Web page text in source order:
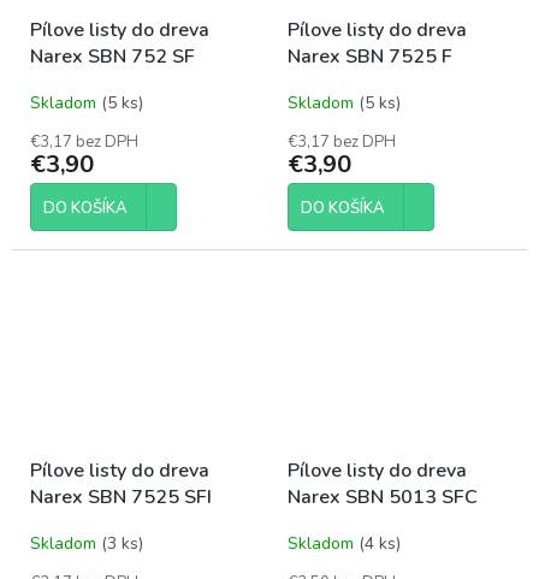
Pílove listy do dreva
Narex SBN 752 SF
Skladom (5 ks)
€3,17 bez DPH
€3,90
DO KOŠÍKA
Pílove listy do dreva
Narex SBN 7525 F
Skladom (5 ks)
€3,17 bez DPH
€3,90
DO KOŠÍKA
Pílove listy do dreva
Narex SBN 7525 SFI
Skladom (3 ks)
Pílove listy do dreva
Narex SBN 5013 SFC
Skladom (4 ks)